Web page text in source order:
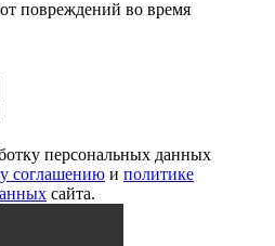
повреждений во время
персональных данных
соглашению и политике
сайта.